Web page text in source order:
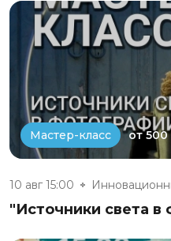
Мастер-класс от 500
10 авг 15:00
"Источники света в